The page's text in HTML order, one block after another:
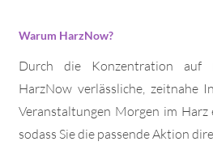
Warum HarzNow?
Durch die Konzentration auf
HarzNow verlässliche, zeitnahe
Veranstaltungen Morgen im Harz
sodass Sie die passende Aktion